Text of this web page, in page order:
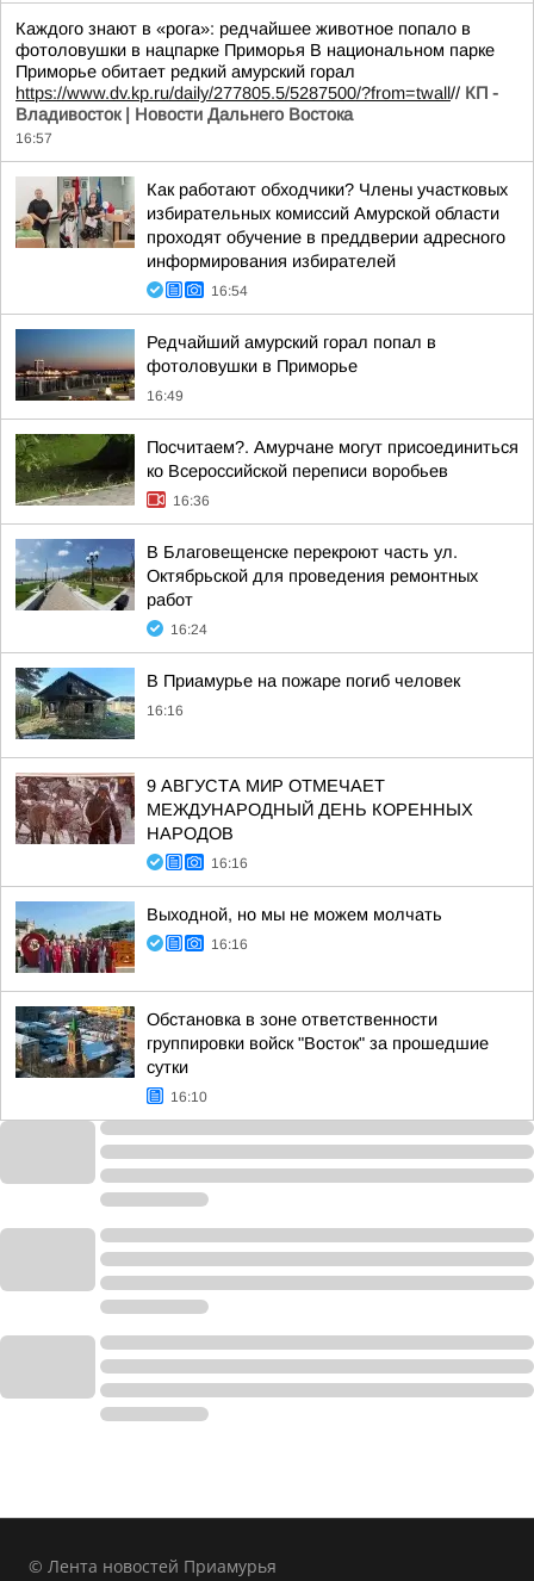
Каждого знают в «рога»: редчайшее животное попало в
фотоловушки в нацпарке Приморья В национальном парке
Приморье обитает редкий амурский горал
https://www.dv.kp.ru/daily/277805.5/5287500/?from=twall// КП -
Владивосток | Новости Дальнего Востока
16:57
Как работают обходчики? Члены участковых
избирательных комиссий Амурской области
проходят обучение в преддверии адресного
информирования избирателей
16:54
Редчайший амурский горал попал в
фотоловушки в Приморье
16:49
Посчитаем?. Амурчане могут присоединиться
ко Всероссийской переписи воробьев
16:36
В Благовещенске перекроют часть ул.
Октябрьской для проведения ремонтных
работ
16:24
В Приамурье на пожаре погиб человек
16:16
9 АВГУСТА МИР ОТМЕЧАЕТ
МЕЖДУНАРОДНЫЙ ДЕНЬ КОРЕННЫХ
НАРОДОВ
16:16
Выходной, но мы не можем молчать
16:16
Обстановка в зоне ответственности
группировки войск "Восток" за прошедшие
сутки
16:10
© Лента новостей Приамурья